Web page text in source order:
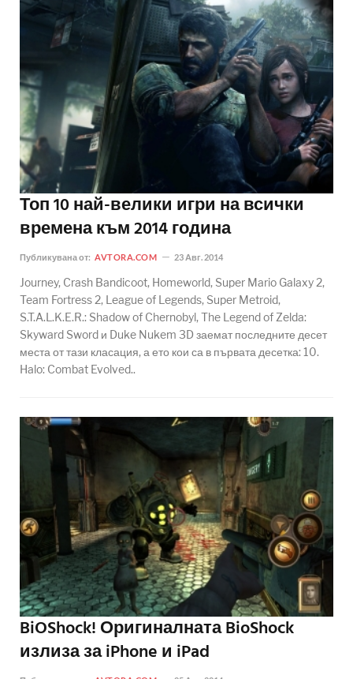
Топ 10 най-велики игри на всички
времена към 2014 година
Публикувана от: AVTORA.COM 23 Авг. 2014
Journey, Crash Bandicoot, Homeworld, Super Mario Galaxy 2,
Team Fortress 2, League of Legends, Super Metroid,
S.T.A.L.K.E.R.: Shadow of Chernobyl, The Legend of Zelda:
Skyward Sword и Duke Nukem 3D заемат последните десет
места от тази класация, а ето кои са в първата десетка: 10.
Halo: Combat Evolved..
BiOShock! Оригиналната BioShock
излиза за iPhone и iPad